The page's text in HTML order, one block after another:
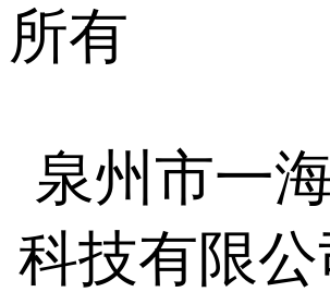
所有
泉州市一
科技有限